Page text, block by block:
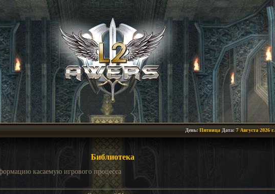
День: Пятница Дата: 7 Августа 2026 г.
Библиотека
касаемую игрового процесса